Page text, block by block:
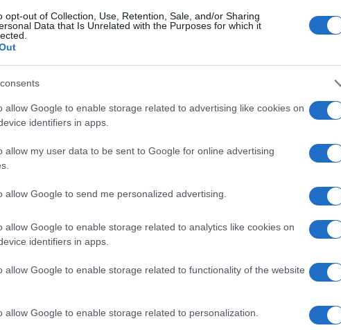
opt-out of Collection, Use, Retention, Sale, and/or Sharing
Data that Is Unrelated with the Purposes for which it
allow Google to enable storage related to advertising like cookies on
identifiers in apps.
allow my user data to be sent to Google for online advertising
allow Google to send me personalized advertising.
allow Google to enable storage related to analytics like cookies on
identifiers in apps.
allow Google to enable storage related to functionality of the website
allow Google to enable storage related to personalization.
detrazioni comunicati dal sostituto
non è stato erogato o risulta inferiore a
Conservare documenti e
reclami al datore di lavoro o alla sede
se nella
somme riportate in busta paga. È utile
spettanza o sull’importo spettante. Se
differenze e raccogliere prove documentali
nel 730/2026